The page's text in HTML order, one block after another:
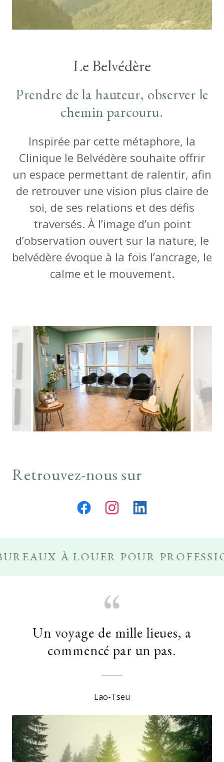
Le Belvédère
Prendre de la hauteur, observer le
chemin parcouru.
Inspirée par cette métaphore, la
Clinique le Belvédère souhaite offrir
un espace permettant de ralentir, afin
de retrouver une vision plus claire de
soi, de ses relations et des défis
traversés. À l’image d’un point
d’observation ouvert sur la nature, le
belvédère évoque à la fois l’ancrage, le
calme et le mouvement.
Retrouvez-nous sur
À LOUER POUR
Un voyage de mille lieues, a
commencé par un pas.
Lao-Tseu